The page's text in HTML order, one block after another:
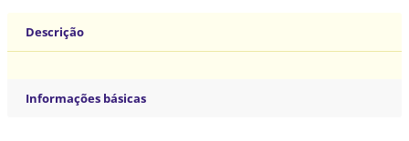
Descrição
Informações básicas